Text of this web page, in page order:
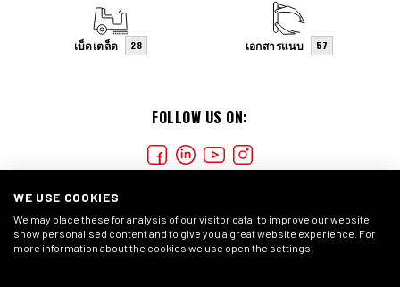
FOLLOW US ON:
เบ็ดเตล็ด 28 เอกสารแนบ 57
WE USE COOKIES
We may place these for analysis of our visitor data, to improve our website,
show personalised content and to give you a great website experience. For
more information about the cookies we use open the settings.